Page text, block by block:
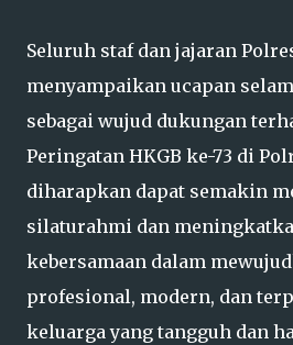
Seluruh staf dan jajaran
menyampaikan ucapan
sebagai wujud dukungan
Peringatan HKGB ke-73 di
diharapkan dapat semakin
silaturahmi dan
kebersamaan dalam
profesional, modern, dan
keluarga yang tangguh dan